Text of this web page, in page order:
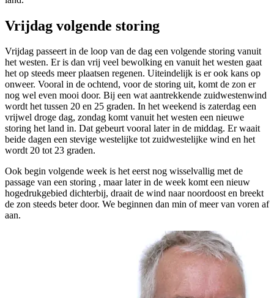
Vrijdag volgende storing
Vrijdag passeert in de loop van de dag een volgende storing vanuit
het westen. Er is dan vrij veel bewolking en vanuit het westen gaat
het op steeds meer plaatsen regenen. Uiteindelijk is er ook kans op
onweer. Vooral in de ochtend, voor de storing uit, komt de zon er
nog wel even mooi door. Bij een wat aantrekkende zuidwestenwind
wordt het tussen 20 en 25 graden. In het weekend is zaterdag een
vrijwel droge dag, zondag komt vanuit het westen een nieuwe
storing het land in. Dat gebeurt vooral later in de middag. Er waait
beide dagen een stevige westelijke tot zuidwestelijke wind en het
wordt 20 tot 23 graden.
Ook begin volgende week is het eerst nog wisselvallig met de
passage van een storing , maar later in de week komt een nieuw
hogedrukgebied dichterbij, draait de wind naar noordoost en breekt
de zon steeds beter door. We beginnen dan min of meer van voren af
aan.